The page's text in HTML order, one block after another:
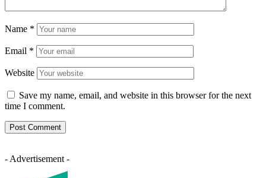
Name *
Email *
Website
Save my name, email, and website in this browser for the next
time I comment.
- Advertisement -